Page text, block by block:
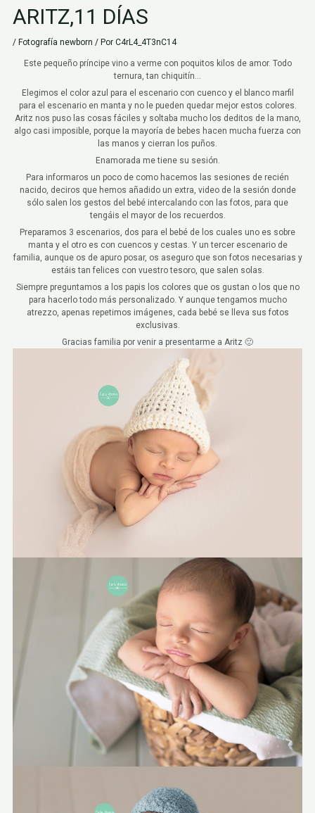
ARITZ,11 DÍAS
/ Fotografía newborn / PorC4rL4_4T3nC14
Este pequeño príncipe vino a verme con poquitos kilos de amor. Todo
ternura, tan chiquitín…
Elegimos el color azul para el escenario con cuenco y el blanco marfil
para el escenario en manta y no le pueden quedar mejor estos colores.
Aritz nos puso las cosas fáciles y soltaba mucho los deditos de la mano,
algo casi imposible, porque la mayoría de bebes hacen mucha fuerza con
las manos y cierran los puños.
Enamorada me tiene su sesión.
Para informaros un poco de como hacemos las sesiones de recién
nacido, deciros que hemos añadido un extra, video de la sesión donde
sólo salen los gestos del bebé intercalando con las fotos, para que
tengáis el mayor de los recuerdos.
Preparamos 3 escenarios, dos para el bebé de los cuales uno es sobre
manta y el otro es con cuencos y cestas. Y un tercer escenario de
familia, aunque os de apuro posar, os aseguro que son fotos necesarias y
estáis tan felices con vuestro tesoro, que salen solas.
Siempre preguntamos a los papis los colores que os gustan o los que no
para hacerlo todo más personalizado. Y aunque tengamos mucho
atrezzo, apenas repetimos imágenes, cada bebé se lleva sus fotos
exclusivas.
Gracias familia por venir a presentarme a Aritz 🙂